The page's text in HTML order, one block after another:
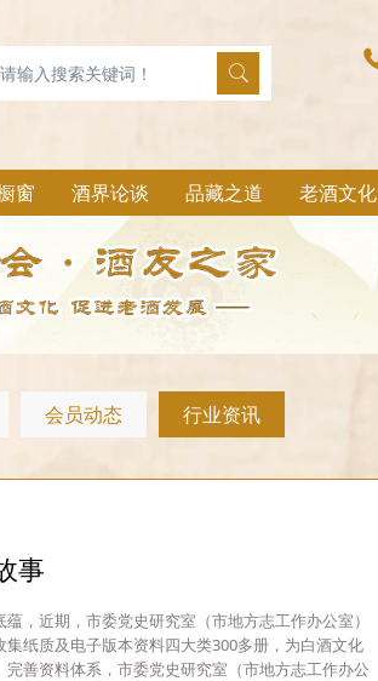
窗 酒界论谈 品藏之道 老酒文化
会员动态 行业资讯
事
，近期，市委党史研究室（市地方志工作办公室）
纸质及电子版本资料四大类300多册，为白酒文化
善资料体系，市委党史研究室（市地方志工作办公